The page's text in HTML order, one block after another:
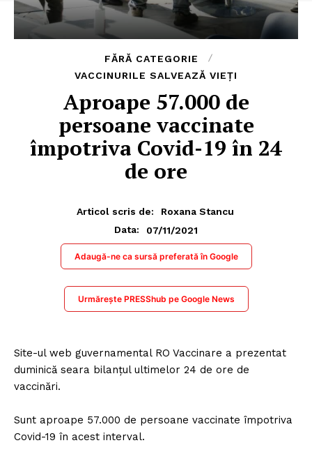
FĂRĂ CATEGORIE
VACCINURILE SALVEAZĂ VIEȚI
Aproape 57.000 de
persoane vaccinate
împotriva Covid-19 în 24
de ore
Articol scris de:
Roxana Stancu
Data:
07/11/2021
Adaugă-ne ca sursă preferată în Google
Urmărește PRESShub pe Google News
Site-ul web guvernamental RO Vaccinare a prezentat
duminică seara bilanțul ultimelor 24 de ore de
vaccinări.
Sunt aproape 57.000 de persoane vaccinate împotriva
Covid-19 în acest interval.